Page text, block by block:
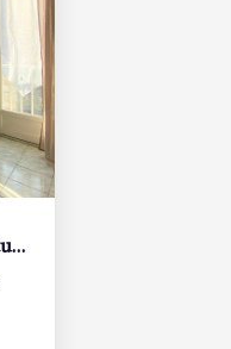
Appartement CONTRES - studio - 30,5 m2